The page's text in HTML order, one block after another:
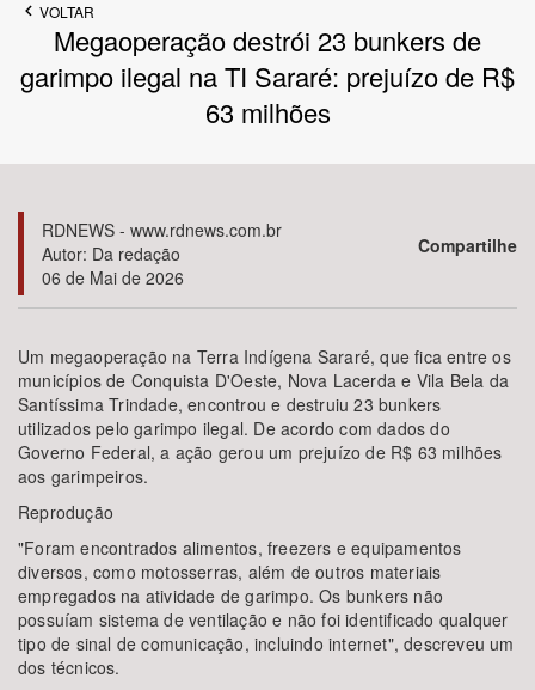
Povo Indígena
Bioma / Bacia
Tema
Subtema
Área de Levantamento
Área Protegida
VOLTAR
Megaoperação destrói 23 bunkers de
garimpo ilegal na TI Sararé: prejuízo de R$
63 milhões
RDNEWS - www.rdnews.com.br
Autor: Da redação
06 de Mai de 2026
Compartilhe
Um megaoperação na Terra Indígena Sararé, que fica entre os
municípios de Conquista D'Oeste, Nova Lacerda e Vila Bela da
Santíssima Trindade, encontrou e destruiu 23 bunkers
utilizados pelo garimpo ilegal. De acordo com dados do
Governo Federal, a ação gerou um prejuízo de R$ 63 milhões
aos garimpeiros.
Reprodução
"Foram encontrados alimentos, freezers e equipamentos
diversos, como motosserras, além de outros materiais
empregados na atividade de garimpo. Os bunkers não
possuíam sistema de ventilação e não foi identificado qualquer
tipo de sinal de comunicação, incluindo internet", descreveu um
dos técnicos.